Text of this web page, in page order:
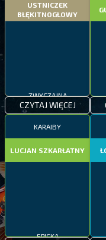
USTNICZEK
BŁĘKITNOGŁOWY
CZYTAJ WIĘCEJ
KARAIBY
LUCJAN SZKARŁATNY